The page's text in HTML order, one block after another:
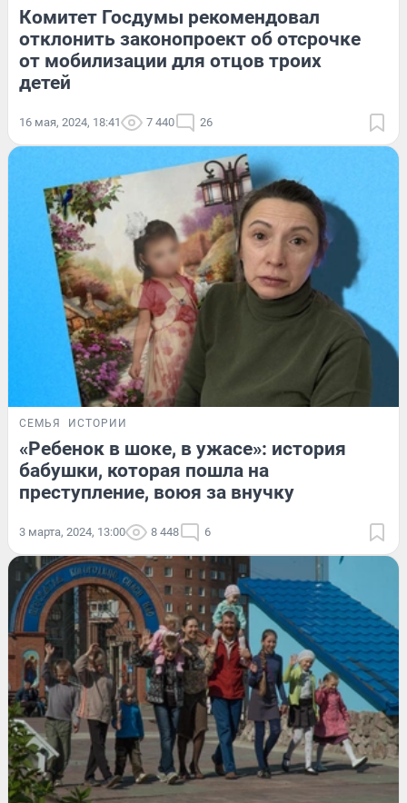
Комитет Госдумы рекомендовал
отклонить законопроект об отсрочке
от мобилизации для отцов троих
детей
16 мая, 2024, 18:41 7 440 26
СЕМЬЯ ИСТОРИИ
«Ребенок в шоке, в ужасе»: история
бабушки, которая пошла на
преступление, воюя за внучку
3 марта, 2024, 13:00 8 448 6